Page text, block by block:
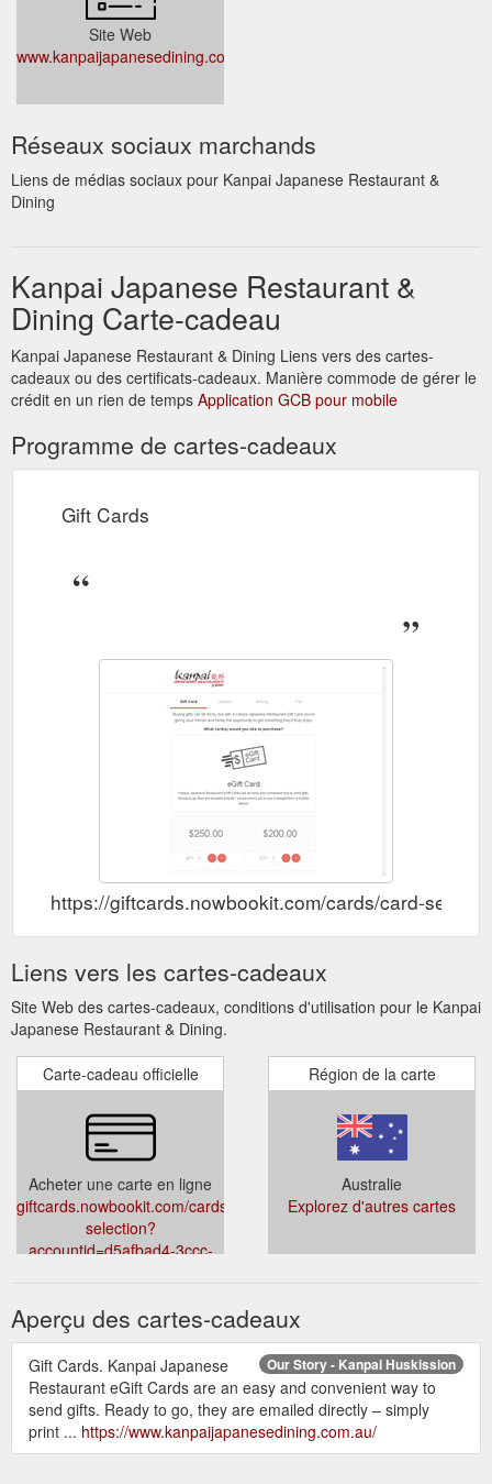
Site Web
www.kanpaijapanesedining.com.au
Réseaux sociaux marchands
Liens de médias sociaux pour Kanpai Japanese Restaurant &
Dining
Kanpai Japanese Restaurant &
Dining Carte-cadeau
Kanpai Japanese Restaurant & Dining Liens vers des cartes-
cadeaux ou des certificats-cadeaux. Manière commode de gérer le
crédit en un rien de temps Application GCB pour mobile
Programme de cartes-cadeaux
Gift Cards
https://giftcards.nowbookit.com/cards/card-
Liens vers les cartes-cadeaux
Site Web des cartes-cadeaux, conditions d'utilisation pour le Kanpai
Japanese Restaurant & Dining.
Carte-cadeau officielle
Acheter une carte en ligne
giftcards.nowbookit.com/cards/card-
selection?
accountid=d5afbad4-3ccc-
Région de la carte
Australie
Explorez d'autres cartes
Aperçu des cartes-cadeaux
Our Story - Kanpai Huskission
Gift Cards. Kanpai Japanese
Restaurant eGift Cards are an easy and convenient way to
send gifts. Ready to go, they are emailed directly – simply
print ... https://www.kanpaijapanesedining.com.au/